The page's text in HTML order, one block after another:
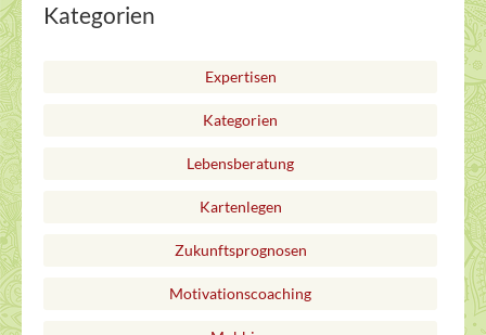
Kategorien
Expertisen
Kategorien
Lebensberatung
Kartenlegen
Zukunftsprognosen
Motivationscoaching